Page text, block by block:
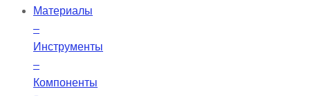
Материалы
–
Инструменты
–
Компоненты